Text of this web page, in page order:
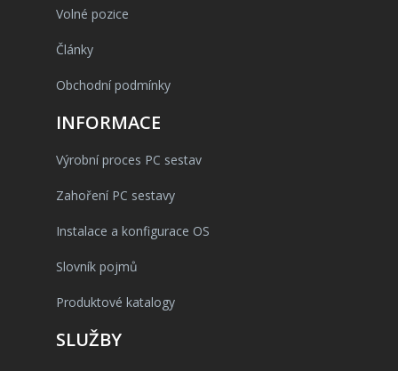
Volné pozice
Články
Obchodní podmínky
INFORMACE
Výrobní proces PC sestav
Zahoření PC sestavy
Instalace a konfigurace OS
Slovník pojmů
Produktové katalogy
SLUŽBY